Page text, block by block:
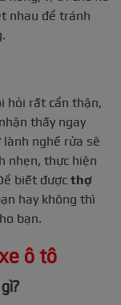
nhau để tránh
hỏi rất cẩn thận,
thấy ngay
nghề rửa sẽ
nhẹn, thực hiện
biết được thợ
hay không thì
bạn.
ô tô